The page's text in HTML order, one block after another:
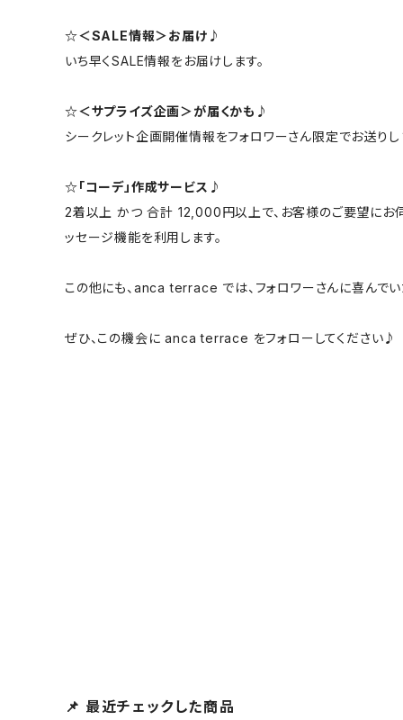
☆＜SALE情報＞お届け♪
いち早くSALE情報をお届けします。
☆＜サプライズ企画＞が届くかも♪
シークレット企画開催情報をフォロワーさん限定でお送り
☆「コーデ」作成サービス♪
2着以上 かつ 合計 12,000円以上で、お客様のご要望にお
ッセージ機能を利用します。
この他にも、anca terrace では、フォロワーさんに喜んで
ぜひ、この機会に anca terrace をフォローしてください♪
📌 最近チェックした商品